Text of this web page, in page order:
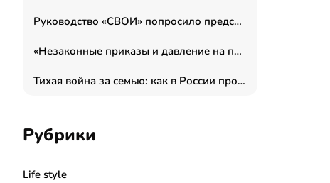
Руководство «СВОИ» попросило председателя СКР дать правовую оценку обысков в тыловом штабе
«Незаконные приказы и давление на полицию»: Эрнеста Султанова задержали у посольства Израиля во время одиночного пикета
Тихая война за семью: как в России прошла неделя правовой помощи
Рубрики
Life style